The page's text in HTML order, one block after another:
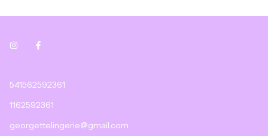
541562592361
1162592361
georgettelingerie@gmail.com